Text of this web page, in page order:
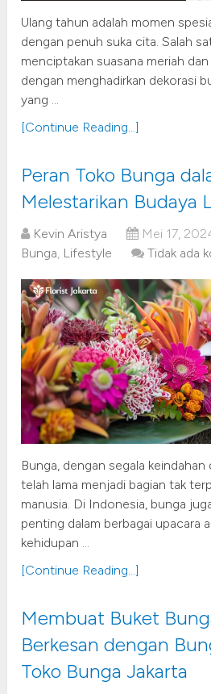
Ulang tahun adalah momen
dengan penuh suka cita. Salah
menciptakan suasana meriah
dengan menghadirkan dekorasi
yang …
[Continue Reading...]
Peran Toko Bunga
Melestarikan Budaya
Kevin Aristya Mei 17,
Bunga, Lifestyle Tidak ada
Bunga, dengan segala keindahan
telah lama menjadi bagian tak
manusia. Di Indonesia, bunga
penting dalam berbagai upacara
kehidupan …
[Continue Reading...]
Membuat Buket
Berkesan dengan
Toko Bunga Jakarta